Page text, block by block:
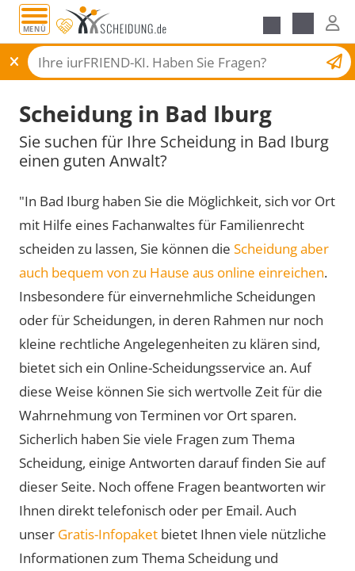
MENÜ
Scheidungsantrag
Scheidung in Bad Iburg
Sie suchen für Ihre Scheidung in Bad Iburg
einen guten Anwalt?
"In Bad Iburg haben Sie die Möglichkeit, sich vor Ort
mit Hilfe eines Fachanwaltes für Familienrecht
scheiden zu lassen, Sie können die Scheidung aber
auch bequem von zu Hause aus online einreichen.
Insbesondere für einvernehmliche Scheidungen
oder für Scheidungen, in deren Rahmen nur noch
kleine rechtliche Angelegenheiten zu klären sind,
bietet sich ein Online-Scheidungsservice an. Auf
diese Weise können Sie sich wertvolle Zeit für die
Wahrnehmung von Terminen vor Ort sparen.
Sicherlich haben Sie viele Fragen zum Thema
Scheidung, einige Antworten darauf finden Sie auf
dieser Seite. Noch offene Fragen beantworten wir
Ihnen direkt telefonisch oder per Email. Auch
unser Gratis-Infopaket bietet Ihnen viele nützliche
Informationen zum Thema Scheidung und